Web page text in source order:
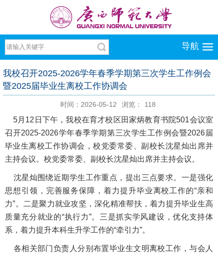
导航
我校召开2025-2026学年春季学期第三次学生工作例会
暨2025届毕业生离校工作协调会
时间：2026-05-12 浏览： 118
5月12日下午，我校在育才校区田家炳教育书院501会议室
召开2025-2026学年春季学期第三次学生工作例会暨2026届
毕业生离校工作协调会，校党委常委、副校长沈星灿出席并
主持会议。校党委常委、副校长沈星灿出席并主持会议。
沈星灿围绕近期学生工作重点，提出三点要求。一是强化
思想引领，完善服务保障，着力提升毕业离校工作的“亲和
力”。二是聚力就业攻坚，深化精准帮扶，着力提升毕业生高
质量充分就业的“执行力”。三是抓实学风建设，优化支持体
系，着力提升本科生升学工作的“牵引力”。
各相关部门负责人分别布置毕业生文明离校工作，与会人